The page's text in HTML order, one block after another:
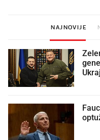
NAJNOVIJE